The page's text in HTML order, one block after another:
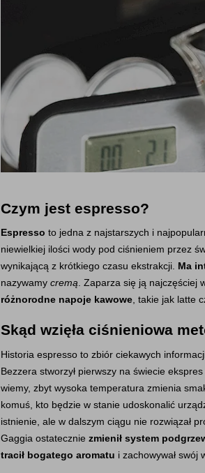
Czym jest espresso?
Espresso to jedna z najstarszych i
niewielkiej ilości wody pod ciśnieniem przez
wynikającą z krótkiego czasu ekstrakcji. Ma
nazywamy cremą . Zaparza się ją
różnorodne napoje kawowe , takie jak latte
Skąd wzięła ciśnieniowa
Historia espresso to zbiór ciekawych
Bezzera stworzył pierwszy na świecie
wiemy, zbyt wysoka temperatura zmienia
komuś, kto będzie w stanie udoskonalić
istnienie, ale w dalszym ciągu nie rozwiązał
Gaggia ostatecznie zmienił system
tracił bogatego aromatu i zachowywał swój